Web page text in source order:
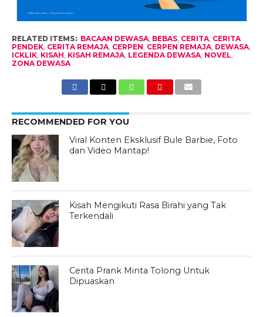
RELATED ITEMS: BACAAN DEWASA, BEBAS, CERITA, CERITA
PENDEK, CERITA REMAJA, CERPEN, CERPEN REMAJA, DEWASA,
ICKLIK, KISAH, KISAH REMAJA, LEGENDA DEWASA, NOVEL,
ZONA DEWASA
RECOMMENDED FOR YOU
Viral Konten Eksklusif Bule Barbie, Foto
dan Video Mantap!
Kisah Mengikuti Rasa Birahi yang Tak
Terkendali
Cerita Prank Minta Tolong Untuk
Dipuaskan